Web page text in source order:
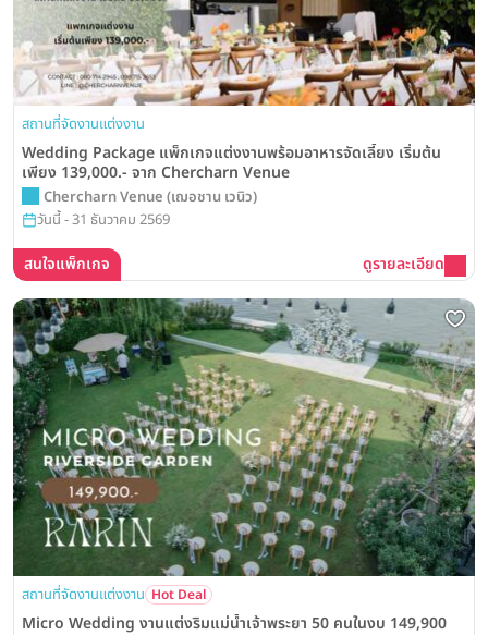
สถานที่จัดงานแต่งงาน
Wedding Package แพ็กเกจแต่งงานพร้อมอาหารจัดเลี้ยง เริ่มต้น
เพียง 139,000.- จาก Chercharn Venue
Chercharn Venue (เฌอชาน เวนิว)
วันนี้ - 31 ธันวาคม 2569
สนใจแพ็กเกจ ดูรายละเอียด
สถานที่จัดงานแต่งงาน Hot Deal
Micro Wedding งานแต่งริมแม่น้ำเจ้าพระยา 50 คนในงบ 149,900